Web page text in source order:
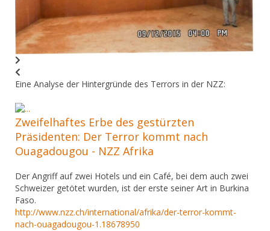
Eine Analyse der Hintergründe des Terrors in der NZZ:
Zweifelhaftes Erbe des gestürzten
Präsidenten: Der Terror kommt nach
Ouagadougou - NZZ Afrika
Der Angriff auf zwei Hotels und ein Café, bei dem auch zwei
Schweizer getötet wurden, ist der erste seiner Art in Burkina
Faso.
http://www.nzz.ch/international/afrika/der-terror-kommt-
nach-ouagadougou-1.18678950